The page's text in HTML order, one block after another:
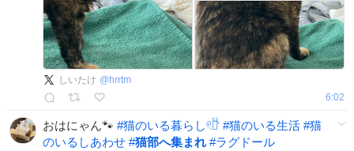
しいたけ @ hrrtm
6:02
おはにゃん🐾 #猫のいる暮らし𓏲𓎨 #猫のいる生活 #猫
のいるしあわせ #猫部へ集まれ #ラグドール